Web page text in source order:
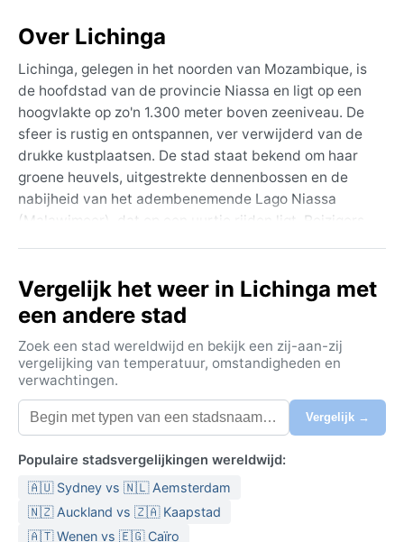
Over Lichinga
Lichinga, gelegen in het noorden van Mozambique, is
de hoofdstad van de provincie Niassa en ligt op een
hoogvlakte op zo'n 1.300 meter boven zeeniveau. De
sfeer is rustig en ontspannen, ver verwijderd van de
drukke kustplaatsen. De stad staat bekend om haar
groene heuvels, uitgestrekte dennenbossen en de
nabijheid van het adembenemende Lago Niassa
(Malawimeer), dat op een uurtje rijden ligt. Reizigers
verse producten worden verkocht. De architectuur
heeft een koloniale tint, met lage gebouwen te
midden van weelderige begroeiing.
Het klimaat van Lichinga wordt gekenmerkt als
subtropisch hoogland (Köppen Cwb), met aangename
milde temperaturen het hele jaar door. De zomers
(november tot maart) zijn regenachtig en vochtig,
winters (mei tot september) droog en koel zijn, met
dagtemperaturen van 18-20°C en nachten die dalen
tot 8-10°C. Neerslag valt vooral in de zomermaanden,
met een piek in december en januari. De
Vergelijk het weer in Lichinga met
een andere stad
Zoek een stad wereldwijd en bekijk een zij-aan-zij
vergelijking van temperatuur, omstandigheden en
verwachtingen.
Vergelijk →
Populaire stadsvergelijkingen wereldwijd:
🇦🇺 Sydney vs 🇳🇱 Aemsterdam
🇳🇿 Auckland vs 🇿🇦 Kaapstad
🇦🇹 Wenen vs 🇪🇬 Caïro